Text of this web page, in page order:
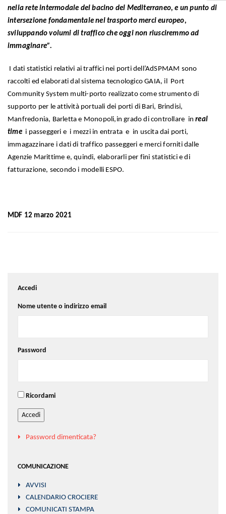
nella rete intermodale del bacino del Mediterraneo, e un punto di
intersezione fondamentale nel trasporto merci europeo,
sviluppando volumi di traffico che oggi non riusciremmo ad
immaginare”.
I dati statistici relativi ai traffici nei porti dell’AdSPMAM sono
raccolti ed elaborati dal sistema tecnologico GAIA, il Port
Community System multi-porto realizzato come strumento di
supporto per le attività portuali dei porti di Bari, Brindisi,
Manfredonia, Barletta e Monopoli,in grado di controllare inreal
timei passeggeri e i mezzi in entrata e in uscita dai porti,
immagazzinare i dati di traffico passeggeri e merci forniti dalle
Agenzie Marittime e, quindi, elaborarli per fini statistici e di
fatturazione, secondo i modelli ESPO.
MDF 12 marzo 2021
Accedi
Nome utente o indirizzo email
Password
Ricordami
Accedi
Password dimenticata?
COMUNICAZIONE
AVVISI
CALENDARIO CROCIERE
COMUNICATI STAMPA